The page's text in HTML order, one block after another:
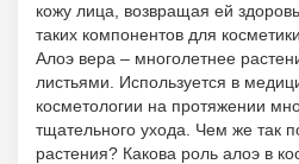
кожу лица, возвращая ей
таких компонентов для
Алоэ вера – многолетнее
листьями. Используется в
косметологии на протяжении
тщательного ухода. Чем же так
растения? Какова роль алоэ в